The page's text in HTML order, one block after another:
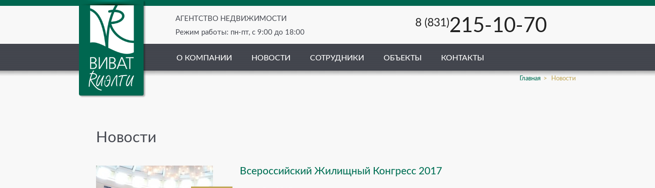
АГЕНТСТВО НЕДВИЖИМОСТИ
Режим работы: пн-пт, с 9:00 до 18:00
8 (831)215-10-70
О КОМПАНИИ НОВОСТИ СОТРУДНИКИ ОБЪЕКТЫ КОНТАКТЫ
Главная Новости
Новости
Всероссийский Жилищный Конгресс 2017